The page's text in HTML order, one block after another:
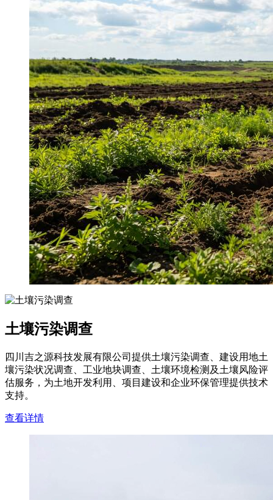
土壤污染调查
四川吉之源科技发展有限公司提供土壤污染调查、建设用地土
壤污染状况调查、工业地块调查、土壤环境检测及土壤风险评
估服务，为土地开发利用、项目建设和企业环保管理提供技术
支持。
查看详情